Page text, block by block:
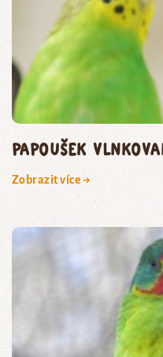
papoušek
Zobrazit více →